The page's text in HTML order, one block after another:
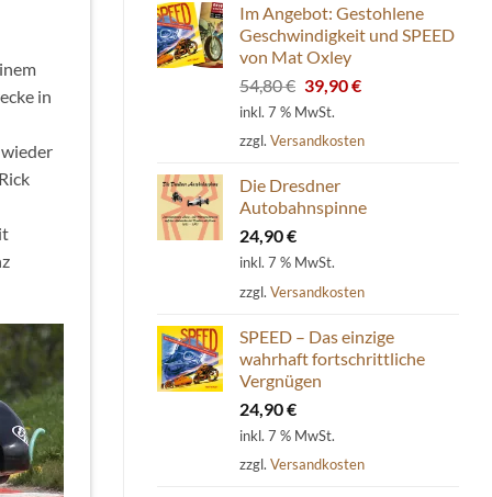
in
Im Angebot: Gestohlene
Geschwindigkeit und SPEED
von Mat Oxley
54,80€ Ursprünglicher
Preis
54,80 €
39,90€Aktueller
39,90 €.
inkl. 7 % MwSt.
zzgl. Versandkosten
Die Dresdner
Autobahnspinne
24,90€
inkl. 7 % MwSt.
zzgl. Versandkosten
SPEED – Das einzige
wahrhaft fortschrittliche
Vergnügen
24,90€
inkl. 7 % MwSt.
zzgl. Versandkosten